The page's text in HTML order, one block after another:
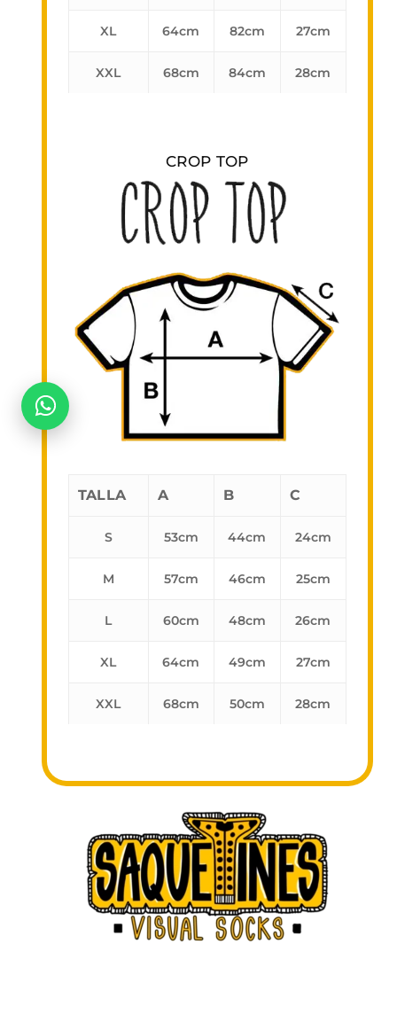
No hay productos en el carrito.
XL 64cm 82cm 27cm
XXL 68cm 84cm 28cm
CROP TOP
TALLA A B C
S 53cm 44cm 24cm
M 57cm 46cm 25cm
L 60cm 48cm 26cm
XL 64cm 49cm 27cm
XXL 68cm 50cm 28cm